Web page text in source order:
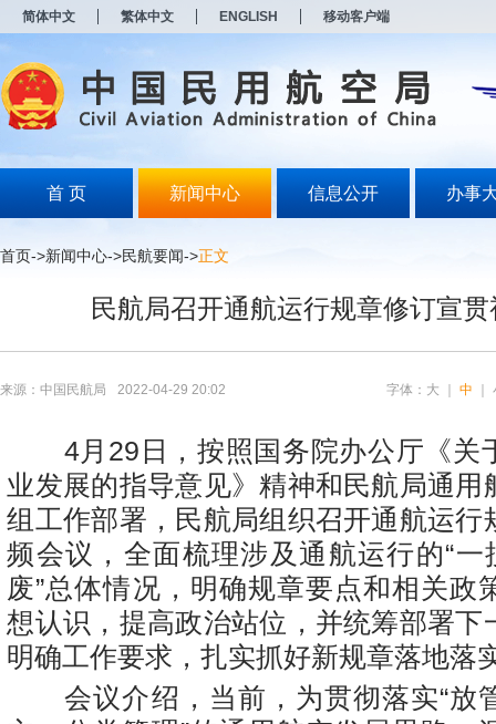
简体中文 繁体中文 ENGLISH 移动客户端
首 页 新闻中心 信息公开 办事
首页->新闻中心->民航要闻->正文
民航局召开通航运行规章修订宣
来源：中国民航局 2022-04-29 20:02 字体： 大 中
4月29日，按照国务院办公厅《关
业发展的指导意见》精神和民航局通用
组工作部署，民航局组织召开通航运行
频会议，全面梳理涉及通航运行的“一
废”总体情况，明确规章要点和相关政
想认识，提高政治站位，并统筹部署下
明确工作要求，扎实抓好新规章落地落
会议介绍，当前，为贯彻落实“放
打
开
无
障
说
按
Alt
开